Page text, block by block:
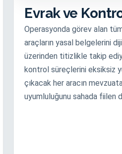
Evrak ve
Operasyonda görev alan
araçların yasal belgelerini
üzerinden titizlikle takip
kontrol süreçlerini eksiksiz
çıkacak her aracın
uyumluluğunu sahada fiilen